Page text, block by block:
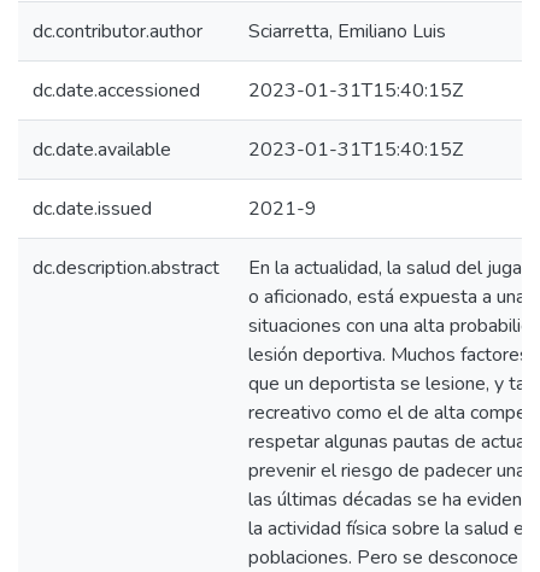
dc.contributor.author Sciarretta, Emiliano Luis
dc.date.accessioned 2023-01-31T15:40:15Z
dc.date.available 2023-01-31T15:40:15Z
dc.date.issued 2021-9
dc.description.abstract
En la actualidad, la salud del
o aficionado, está expuesta a una
situaciones con una alta
lesión deportiva. Muchos factores
que un deportista se lesione, y
recreativo como el de alta
respetar algunas pautas de
prevenir el riesgo de padecer una
las últimas décadas se ha
la actividad física sobre la salud
poblaciones. Pero se desconoce